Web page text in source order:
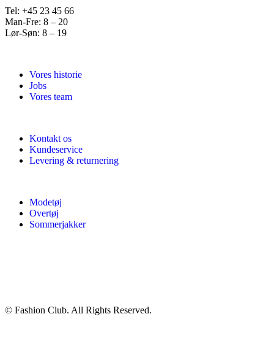
Tel: +45 23 45 66
Man-Fre: 8 – 20
Lør-Søn: 8 – 19
Vores historie
Jobs
Vores team
Kontakt os
Kundeservice
Levering & returnering
Modetøj
Overtøj
Sommerjakker
© Fashion Club. All Rights Reserved.